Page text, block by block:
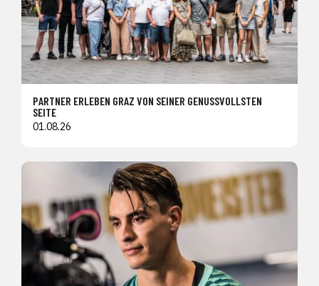
PARTNER ERLEBEN GRAZ VON SEINER GENUSSVOLLSTEN
SEITE
01.08.26